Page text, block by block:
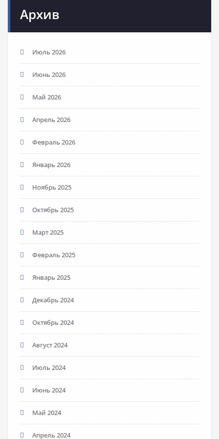
Архив
Июль 2026
Июнь 2026
Май 2026
Апрель 2026
Февраль 2026
Январь 2026
Ноябрь 2025
Октябрь 2025
Март 2025
Февраль 2025
Январь 2025
Декабрь 2024
Октябрь 2024
Август 2024
Июль 2024
Июнь 2024
Май 2024
Апрель 2024